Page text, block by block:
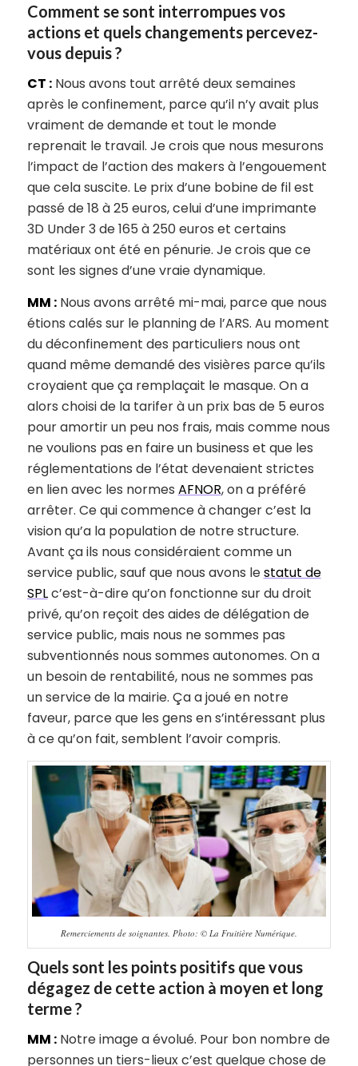
Comment se sont interrompues vos
actions et quels changements percevez-
vous depuis ?
CT :Nous avons tout arrêté deux semaines
après le confinement, parce qu’il n’y avait plus
vraiment de demande et tout le monde
reprenait le travail. Je crois que nous mesurons
l’impact de l’action des makers à l’engouement
que cela suscite. Le prix d’une bobine de fil est
passé de 18 à 25 euros, celui d’une imprimante
3D Under 3 de 165 à 250 euros et certains
matériaux ont été en pénurie. Je crois que ce
sont les signes d’une vraie dynamique.
MM :Nous avons arrêté mi-mai, parce que nous
étions calés sur le planning de l’ARS. Au moment
du déconfinement des particuliers nous ont
quand même demandé des visières parce qu’ils
croyaient que ça remplaçait le masque. On a
alors choisi de la tarifer à un prix bas de 5 euros
pour amortir un peu nos frais, mais comme nous
ne voulions pas en faire un business et que les
réglementations de l’état devenaient strictes
en lien avec les normes AFNOR, on a préféré
arrêter. Ce qui commence à changer c’est la
vision qu’a la population de notre structure.
Avant ça ils nous considéraient comme un
service public, sauf que nous avons lestatut de
SPLc’est-à-dire qu’on fonctionne sur du droit
privé, qu’on reçoit des aides de délégation de
service public, mais nous ne sommes pas
subventionnés nous sommes autonomes. On a
un besoin de rentabilité, nous ne sommes pas
un service de la mairie. Ça a joué en notre
faveur, parce que les gens en s’intéressant plus
à ce qu’on fait, semblent l’avoir compris.
Remerciements de soignantes. Photo: © La Fruitière Numérique.
Quels sont les points positifs que vous
dégagez de cette action à moyen et long
terme ?
MM :Notre image a évolué. Pour bon nombre de
personnes un tiers-lieux c’est quelque chose de